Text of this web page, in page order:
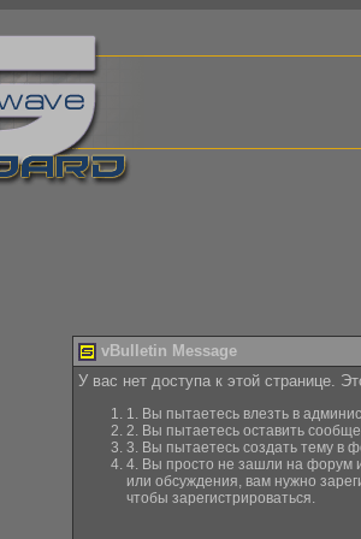
vBulletin Message
У вас нет доступа к этой странице.
1. Вы пытаетесь влезть в
2. Вы пытаетесь оставить
3. Вы пытаетесь создать тему в
4. Вы просто не зашли на форум
или обсуждения, вам нужно
чтобы зарегистрироваться.